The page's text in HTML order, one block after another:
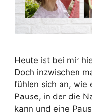
Heute ist bei mir
Doch inzwischen
fühlen sich an, wie
Pause, in der die
kann und eine